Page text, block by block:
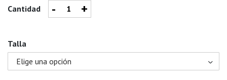
Cantidad - +
Talla